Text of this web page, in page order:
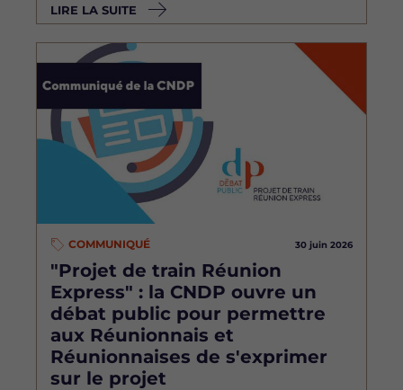
LIRE LA SUITE
Image
COMMUNIQUÉ 30 juin 2026
"Projet de train Réunion
Express" : la CNDP ouvre un
débat public pour permettre
aux Réunionnais et
Réunionnaises de s'exprimer
sur le projet